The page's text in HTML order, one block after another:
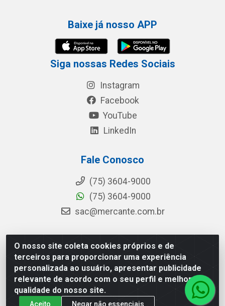
O nosso site coleta cookies próprios e de
terceiros para proporcionar uma experiência
personalizada ao usuário, apresentar publicidade
relevante de acordo com o seu perfil e melhorar a
qualidade do nosso site.
Aceito Negar não essenciais
Baixe já nosso APP
Siga nossas Redes Sociais
Instagram
Facebook
YouTube
LinkedIn
Fale Conosco
(75) 3604-9000
(75) 3604-9000
sac@mercante.com.br
Mercante Distribuidora - Rua Mercante, 699 - Aviário,
Feira de Santana/BA - CEP 44.096-218 - CNPJ
96.755.848/0001-08